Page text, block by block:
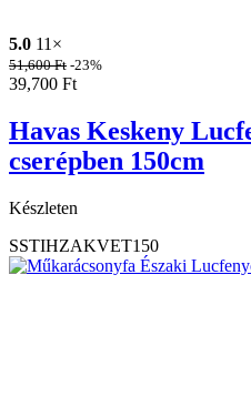
5.0 11×
51,600Ft -23%
39,700 Ft
Havas Keskeny
cserépben 150cm
Készleten
SSTIHZAKVET150